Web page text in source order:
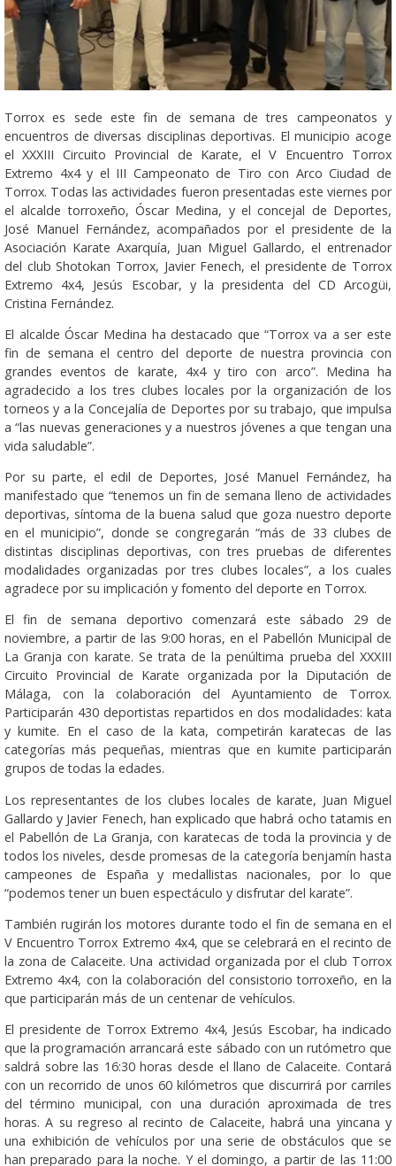
Torrox es sede este fin de semana de tres campeonatos y
encuentros de diversas disciplinas deportivas. El municipio acoge
el XXXIII Circuito Provincial de Karate, el V Encuentro Torrox
Extremo 4x4 y el III Campeonato de Tiro con Arco Ciudad de
Torrox. Todas las actividades fueron presentadas este viernes por
el alcalde torroxeño, Óscar Medina, y el concejal de Deportes,
José Manuel Fernández, acompañados por el presidente de la
Asociación Karate Axarquía, Juan Miguel Gallardo, el entrenador
del club Shotokan Torrox, Javier Fenech, el presidente de Torrox
Extremo 4x4, Jesús Escobar, y la presidenta del CD Arcogüi,
Cristina Fernández.
El alcalde Óscar Medina ha destacado que “Torrox va a ser este
fin de semana el centro del deporte de nuestra provincia con
grandes eventos de karate, 4x4 y tiro con arco”. Medina ha
agradecido a los tres clubes locales por la organización de los
torneos y a la Concejalía de Deportes por su trabajo, que impulsa
a “las nuevas generaciones y a nuestros jóvenes a que tengan una
vida saludable”.
Por su parte, el edil de Deportes, José Manuel Fernández, ha
manifestado que “tenemos un fin de semana lleno de actividades
deportivas, síntoma de la buena salud que goza nuestro deporte
en el municipio”, donde se congregarán “más de 33 clubes de
distintas disciplinas deportivas, con tres pruebas de diferentes
modalidades organizadas por tres clubes locales”, a los cuales
agradece por su implicación y fomento del deporte en Torrox.
El fin de semana deportivo comenzará este sábado 29 de
noviembre, a partir de las 9:00 horas, en el Pabellón Municipal de
La Granja con karate. Se trata de la penúltima prueba del XXXIII
Circuito Provincial de Karate organizada por la Diputación de
Málaga, con la colaboración del Ayuntamiento de Torrox.
Participarán 430 deportistas repartidos en dos modalidades: kata
y kumite. En el caso de la kata, competirán karatecas de las
categorías más pequeñas, mientras que en kumite participarán
grupos de todas la edades.
Los representantes de los clubes locales de karate, Juan Miguel
Gallardo y Javier Fenech, han explicado que habrá ocho tatamis en
el Pabellón de La Granja, con karatecas de toda la provincia y de
todos los niveles, desde promesas de la categoría benjamín hasta
campeones de España y medallistas nacionales, por lo que
“podemos tener un buen espectáculo y disfrutar del karate”.
También rugirán los motores durante todo el fin de semana en el
V Encuentro Torrox Extremo 4x4, que se celebrará en el recinto de
la zona de Calaceite. Una actividad organizada por el club Torrox
Extremo 4x4, con la colaboración del consistorio torroxeño, en la
que participarán más de un centenar de vehículos.
El presidente de Torrox Extremo 4x4, Jesús Escobar, ha indicado
que la programación arrancará este sábado con un rutómetro que
saldrá sobre las 16:30 horas desde el llano de Calaceite. Contará
con un recorrido de unos 60 kilómetros que discurrirá por carriles
del término municipal, con una duración aproximada de tres
horas. A su regreso al recinto de Calaceite, habrá una yincana y
una exhibición de vehículos por una serie de obstáculos que se
han preparado para la noche. Y el domingo, a partir de las 11:00